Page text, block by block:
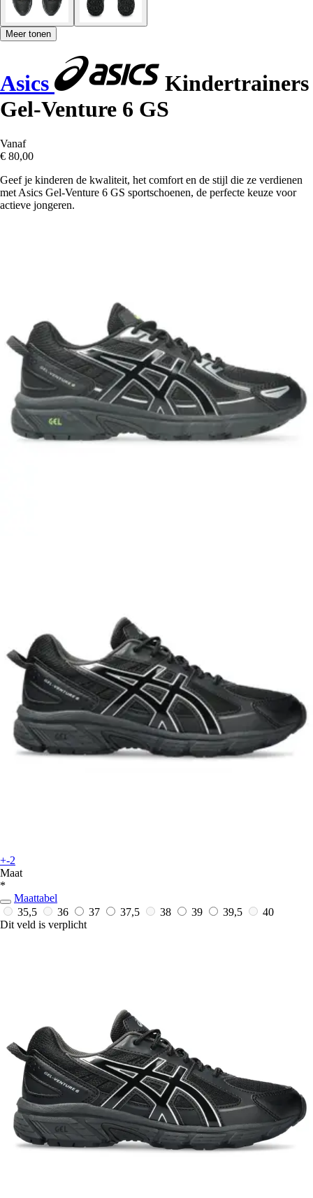
Meer tonen
Asics
Kindertrainers
Gel-Venture 6 GS
Vanaf
€ 80,00
Geef je kinderen de kwaliteit, het comfort en de stijl die ze verdienen
met Asics Gel-Venture 6 GS sportschoenen, de perfecte keuze voor
actieve jongeren.
+-2
Maat
*
Maattabel
35,5
36 37 37,5 38 39 39,5
40
Dit veld is verplicht